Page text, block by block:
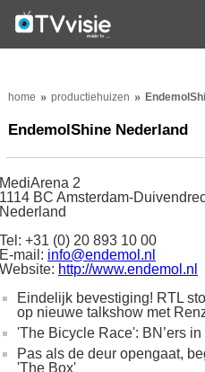
home productiehuizen
EndemolShine Nederland
MediArena 2
1114 BC Amsterdam-
Nederland
Tel: +31 (0) 20 893 10 00
E-mail: info@endemol.nl
Website: http://www.endemol.nl
Eindelijk bevestiging! RTL
op nieuwe talkshow met
'The Bicycle Race': BN’ers
Pas als de deur opengaat,
'The Box'